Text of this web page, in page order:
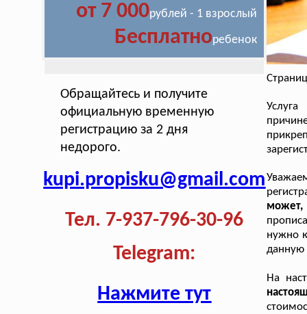
от 7 000рублей - 1 взрослый
Бесплатноребенок
Обращайтесь и получите
официальную временную
регистрацию за 2 дня
недорого.
kupi.propisku@gmail.com
Тел. 7-937-796-30-96
Telegram:
Нажмите тут
нужно
данную
На